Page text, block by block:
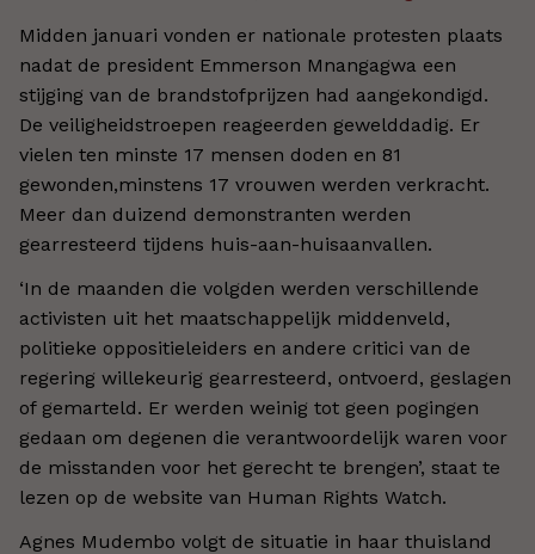
Midden januari vonden er nationale protesten plaats
nadat de president Emmerson Mnangagwa een
stijging van de brandstofprijzen had aangekondigd.
De veiligheidstroepen reageerden gewelddadig. Er
vielen ten minste 17 mensen doden en 81
gewonden,minstens 17 vrouwen werden verkracht.
Meer dan duizend demonstranten werden
gearresteerd tijdens huis-aan-huisaanvallen.
‘In de maanden die volgden werden verschillende
activisten uit het maatschappelijk middenveld,
politieke oppositieleiders en andere critici van de
regering willekeurig gearresteerd, ontvoerd, geslagen
of gemarteld. Er werden weinig tot geen pogingen
gedaan om degenen die verantwoordelijk waren voor
de misstanden voor het gerecht te brengen’, staat te
lezen op de website van Human Rights Watch.
Agnes Mudembo volgt de situatie in haar thuisland